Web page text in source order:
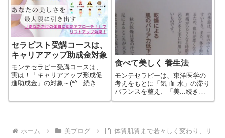
セラピスト受講コースは、
キャリアアップ助成金対象
モンテセラピー受講コースは、
実は！「キャリアアップ形成促
進助成金」の対象～(*^...続きを
食べて美しく 養生法
モンテセラピーは、東洋医学の
考えをもとに「気 血 水」の滞り
バランスを整え、「美...続きを
もっと見る
ホーム 美ブログ
体質肌質まで若々しく変わり、リ